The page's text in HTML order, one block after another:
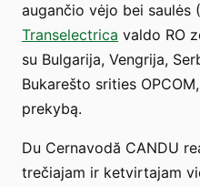
augančio vėjo bei saulės
Transelectrica valdo RO
su Bulgarija, Vengrija,
Bukarešto srities
prekybą.
Du Cernavodă CANDU
trečiajam ir ketvirtajam